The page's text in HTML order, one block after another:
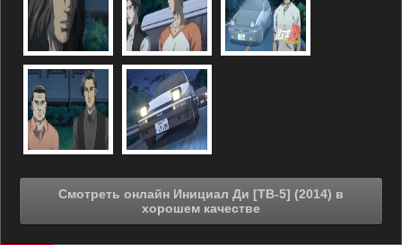
Смотреть онлайн Инициал Ди [ТВ-5] (2014) в
хорошем качестве